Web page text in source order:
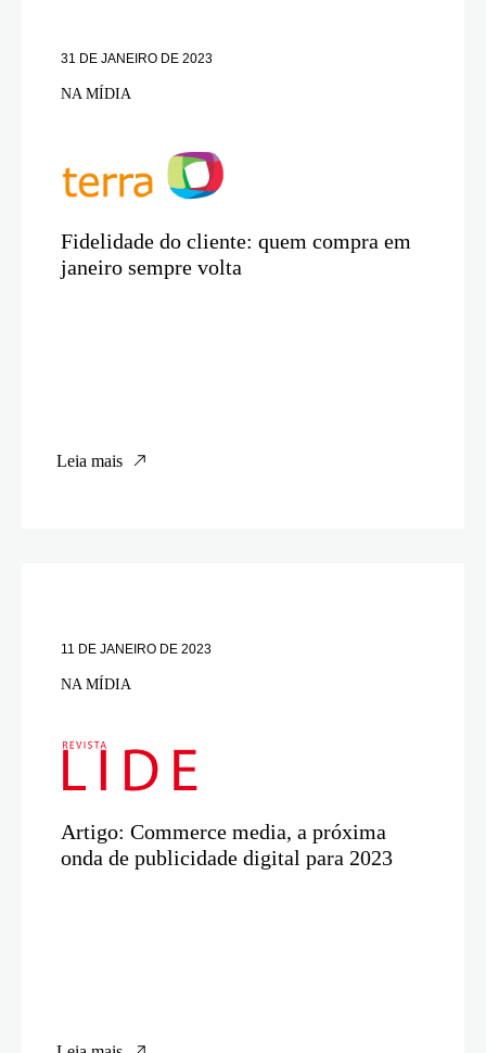
31 DE JANEIRO DE 2023
NA MÍDIA
Fidelidade do cliente: quem compra em
janeiro sempre volta
Leia mais
11 DE JANEIRO DE 2023
NA MÍDIA
Artigo: Commerce media, a próxima
onda de publicidade digital para 2023